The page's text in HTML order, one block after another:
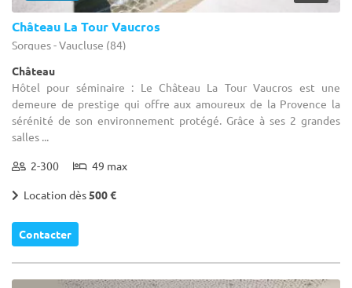
Château La Tour Vaucros
Sorgues - Vaucluse (84)
Château
Hôtel pour séminaire : Le Château La Tour Vaucros est une
demeure de prestige qui offre aux amoureux de la Provence la
sérénité de son environnement protégé. Grâce à ses 2 grandes
salles ...
2-300 49 max
Location dès500 €
Contacter